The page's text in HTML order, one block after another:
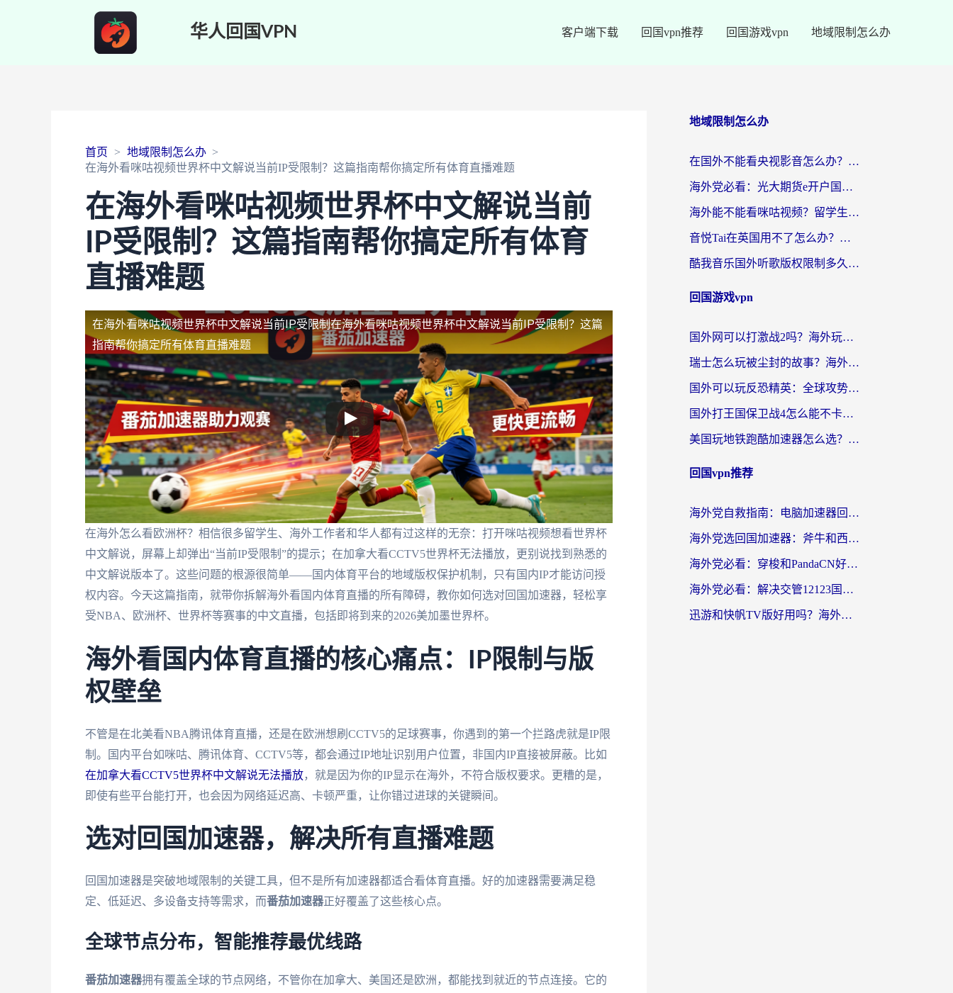
华人回国VPN 客户端下载 回国vpn推荐 回国游戏vpn 地域限制怎么办
首页
地域限制怎么办
在海外看咪咕视频世界杯中文解说当前IP受限制？这篇指南帮你搞定所有体育直播难题
在海外看咪咕视频世界杯中文解说当前
IP受限制？这篇指南帮你搞定所有体育
直播难题
在海外看咪咕视频世界杯中文解说当前IP受限制在海外看咪咕视频世界杯中文解说当前IP受限制？这篇
指南帮你搞定所有体育直播难题
在海外怎么看欧洲杯？相信很多留学生、海外工作者和华人都有过这样的无奈：打开咪咕视频想看世界杯
中文解说，屏幕上却弹出“当前IP受限制”的提示；在加拿大看CCTV5世界杯无法播放，更别说找到熟悉的
中文解说版本了。这些问题的根源很简单——国内体育平台的地域版权保护机制，只有国内IP才能访问授
权内容。今天这篇指南，就带你拆解海外看国内体育直播的所有障碍，教你如何选对回国加速器，轻松享
受NBA、欧洲杯、世界杯等赛事的中文直播，包括即将到来的2026美加墨世界杯。
海外看国内体育直播的核心痛点：IP限制与版
权壁垒
不管是在北美看NBA腾讯体育直播，还是在欧洲想刷CCTV5的足球赛事，你遇到的第一个拦路虎就是IP限
制。国内平台如咪咕、腾讯体育、CCTV5等，都会通过IP地址识别用户位置，非国内IP直接被屏蔽。比如
在加拿大看CCTV5世界杯中文解说无法播放，就是因为你的IP显示在海外，不符合版权要求。更糟的是，
即使有些平台能打开，也会因为网络延迟高、卡顿严重，让你错过进球的关键瞬间。
选对回国加速器，解决所有直播难题
回国加速器是突破地域限制的关键工具，但不是所有加速器都适合看体育直播。好的加速器需要满足稳
定、低延迟、多设备支持等需求，而番茄加速器正好覆盖了这些核心点。
全球节点分布，智能推荐最优线路
番茄加速器拥有覆盖全球的节点网络，不管你在加拿大、美国还是欧洲，都能找到就近的节点连接。它的
地域限制怎么办
在国外不能看央视影音怎么办？留学生亲测的追剧自由指南
海外党必看：光大期货e开户国外打不开？用对回国加速器，追剧听歌看B站全搞定！
海外能不能看咪咕视频？留学生亲测有效的回国加速器选择指南
音悦Tai在英国用不了怎么办？海外党亲测有效的回国加速方案来了
酷我音乐国外听歌版权限制多久可以听？海外党亲测有效的解决办法来了
回国游戏vpn
国外网可以打激战2吗？海外玩家国服游戏加速终极指南（附阿根廷玩迷失蔚蓝境外问道解决方案）
瑞士怎么玩被尘封的故事？海外玩家国服游戏加速器终极指南（附星战前夜三国杀加速方案）
国外可以玩反恐精英：全球攻势么？留学生亲测好用的国服游戏加速器全攻略
国外打王国保卫战4怎么能不卡？海外玩家国服游戏流畅指南（附澳大利亚保卫萝卜4俄罗斯碧蓝航线解决方案）
美国玩地铁跑酷加速器怎么选？老玩家亲测的避坑指南与实用技巧
回国vpn推荐
海外党自救指南：电脑加速器回国怎么选？轻松解决国内资源访问难题
海外党选回国加速器：斧牛和西游哪个好？附Windows免费试用&实用避坑指南
海外党必看：穿梭和PandaCN好用吗？3分钟选对回国加速器，无缝刷剧玩国服
海外党必看：解决交管12123国外登录难题，选对回国加速器就能无缝刷国内资源
迅游和快帆TV版好用吗？海外党翻牆回大陆选加速器的避坑指南